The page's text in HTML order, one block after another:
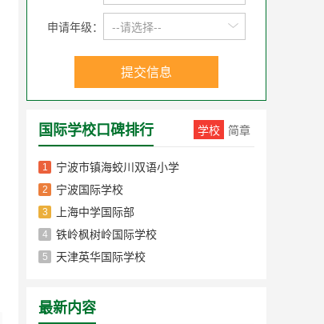
申请年级： --请选择--
提交信息
学校 简章
国际学校口碑排行
1 宁波市镇海蛟川双语小学
2 宁波国际学校
3 上海中学国际部
4 铁岭枫树岭国际学校
5 天津英华国际学校
最新内容